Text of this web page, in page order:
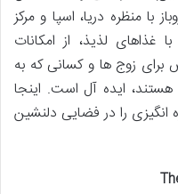
با منظره دریا، اسپا و مرکز
غذاهای لذیذ، از امکانات
زوج ها و کسانی که به
ایده آل است. اینجا
را در فضایی دلنشین